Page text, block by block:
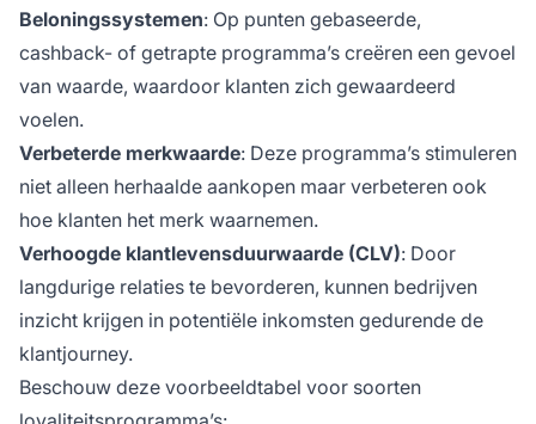
Beloningssystemen: Op punten gebaseerde,
cashback- of getrapte programma’s creëren een gevoel
van waarde, waardoor klanten zich gewaardeerd
voelen.
Verbeterde merkwaarde: Deze programma’s stimuleren
niet alleen herhaalde aankopen maar verbeteren ook
hoe klanten het merk waarnemen.
Verhoogde klantlevensduurwaarde (CLV): Door
langdurige relaties te bevorderen, kunnen bedrijven
inzicht krijgen in potentiële inkomsten gedurende de
klantjourney.
Beschouw deze voorbeeldtabel voor soorten